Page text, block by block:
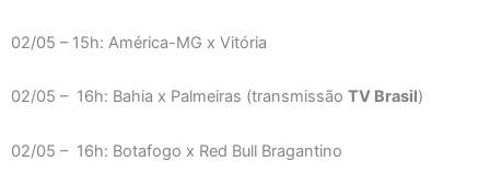
02/05 – 15h: América-MG x Vitória
02/05 – 16h: Bahia x Palmeiras (transmissão TV Brasil)
02/05 – 16h: Botafogo x Red Bull Bragantino